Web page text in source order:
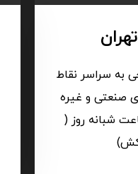
به سراسر نقاط
صنعتی و غیره
شما عزیزان طی 24 ساعت شبانه روز (